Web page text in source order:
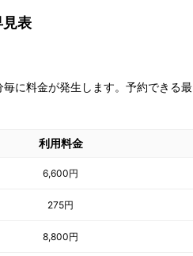
表
に料金が発生します。予約できる最
利用料金
6,600円
275円
8,800円